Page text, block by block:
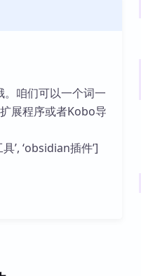
咱们可以一个词一
展程序或者Kobo导
’, ‘obsidian插件’]